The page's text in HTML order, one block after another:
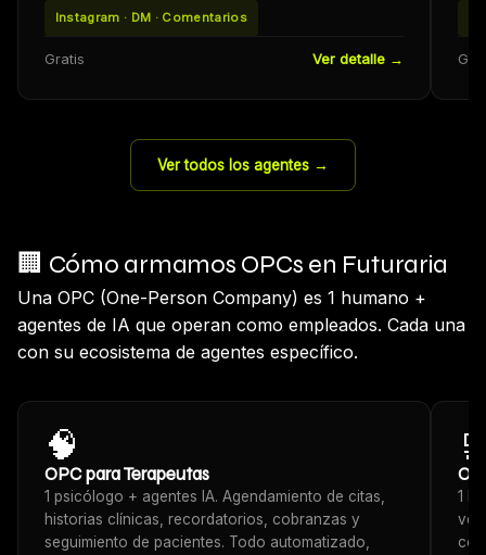
Instagram · DM · Comentarios
Gratis Ver detalle →
Ver todos los agentes →
🏢 Cómo armamos OPCs en Futuraria
Una OPC (One-Person Company) es 1 humano +
agentes de IA que operan como empleados. Cada una
con su ecosistema de agentes específico.
🧠
OPC para Terapeutas
1 psicólogo + agentes IA. Agendamiento de citas,
historias clínicas, recordatorios, cobranzas y
seguimiento de pacientes. Todo automatizado,
1